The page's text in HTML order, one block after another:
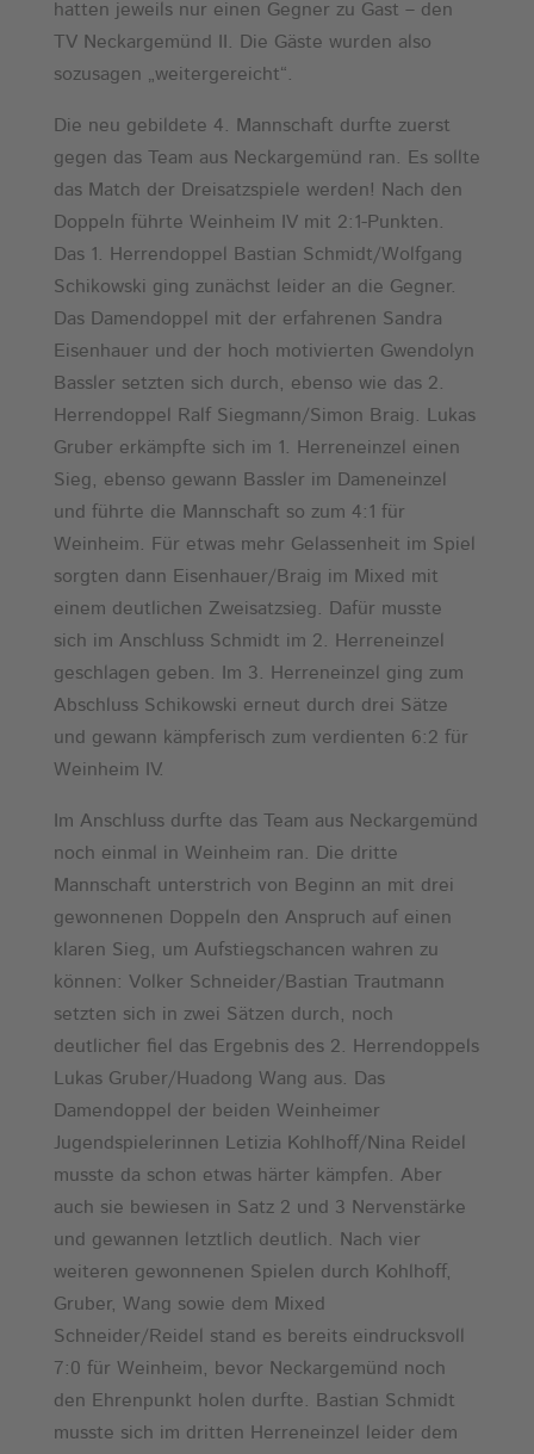
hatten jeweils nur einen Gegner zu Gast – den
TV Neckargemünd II. Die Gäste wurden also
sozusagen „weitergereicht“.
Die neu gebildete 4. Mannschaft durfte zuerst
gegen das Team aus Neckargemünd ran. Es sollte
das Match der Dreisatzspiele werden! Nach den
Doppeln führte Weinheim IV mit 2:1-Punkten.
Das 1. Herrendoppel Bastian Schmidt/Wolfgang
Schikowski ging zunächst leider an die Gegner.
Das Damendoppel mit der erfahrenen Sandra
Eisenhauer und der hoch motivierten Gwendolyn
Bassler setzten sich durch, ebenso wie das 2.
Herrendoppel Ralf Siegmann/Simon Braig. Lukas
Gruber erkämpfte sich im 1. Herreneinzel einen
Sieg, ebenso gewann Bassler im Dameneinzel
und führte die Mannschaft so zum 4:1 für
Weinheim. Für etwas mehr Gelassenheit im Spiel
sorgten dann Eisenhauer/Braig im Mixed mit
einem deutlichen Zweisatzsieg. Dafür musste
sich im Anschluss Schmidt im 2. Herreneinzel
geschlagen geben. Im 3. Herreneinzel ging zum
Abschluss Schikowski erneut durch drei Sätze
und gewann kämpferisch zum verdienten 6:2 für
Weinheim IV.
Im Anschluss durfte das Team aus Neckargemünd
noch einmal in Weinheim ran. Die dritte
Mannschaft unterstrich von Beginn an mit drei
gewonnenen Doppeln den Anspruch auf einen
klaren Sieg, um Aufstiegschancen wahren zu
können: Volker Schneider/Bastian Trautmann
setzten sich in zwei Sätzen durch, noch
deutlicher fiel das Ergebnis des 2. Herrendoppels
Lukas Gruber/Huadong Wang aus. Das
Damendoppel der beiden Weinheimer
Jugendspielerinnen Letizia Kohlhoff/Nina Reidel
musste da schon etwas härter kämpfen. Aber
auch sie bewiesen in Satz 2 und 3 Nervenstärke
und gewannen letztlich deutlich. Nach vier
weiteren gewonnenen Spielen durch Kohlhoff,
Gruber, Wang sowie dem Mixed
Schneider/Reidel stand es bereits eindrucksvoll
7:0 für Weinheim, bevor Neckargemünd noch
den Ehrenpunkt holen durfte. Bastian Schmidt
musste sich im dritten Herreneinzel leider dem